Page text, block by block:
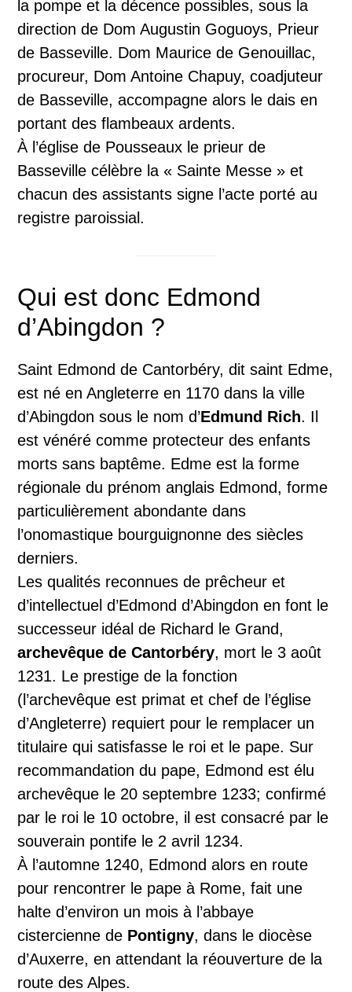
la pompe et la décence possibles, sous la
direction de Dom Augustin Goguoys, Prieur
de Basseville. Dom Maurice de Genouillac,
procureur, Dom Antoine Chapuy, coadjuteur
de Basseville, accompagne alors le dais en
portant des flambeaux ardents.
À l’église de Pousseaux le prieur de
Basseville célèbre la « Sainte Messe » et
chacun des assistants signe l’acte porté au
registre paroissial.
Qui est donc Edmond
d’Abingdon ?
Saint Edmond de Cantorbéry, dit saint Edme,
est né en Angleterre en 1170 dans la ville
d’Abingdon sous le nom d’Edmund Rich. Il
est vénéré comme protecteur des enfants
morts sans baptême. Edme est la forme
régionale du prénom anglais Edmond, forme
particulièrement abondante dans
l’onomastique bourguignonne des siècles
derniers.
Les qualités reconnues de prêcheur et
d’intellectuel d’Edmond d’Abingdon en font le
successeur idéal de Richard le Grand,
archevêque de Cantorbéry, mort le 3 août
1231. Le prestige de la fonction
(l’archevêque est primat et chef de l’église
d’Angleterre) requiert pour le remplacer un
titulaire qui satisfasse le roi et le pape. Sur
recommandation du pape, Edmond est élu
archevêque le 20 septembre 1233; confirmé
par le roi le 10 octobre, il est consacré par le
souverain pontife le 2 avril 1234.
À l’automne 1240, Edmond alors en route
pour rencontrer le pape à Rome, fait une
halte d’environ un mois à l’abbaye
cistercienne de Pontigny, dans le diocèse
d’Auxerre, en attendant la réouverture de la
route des Alpes.